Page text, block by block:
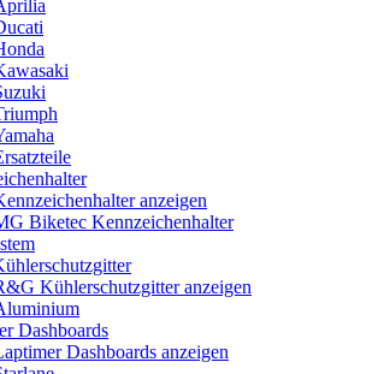
anzeigen
Biketec Kennzeichenhalter
Kühlerschutzgitter anzeigen
Dashboards
Dashboards anzeigen